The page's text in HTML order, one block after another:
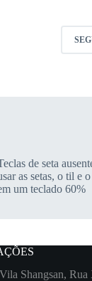
de seta
as setas, o til e
um teclado 60%
Shangsan,